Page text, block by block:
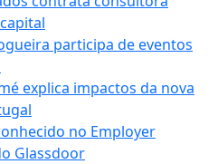
participa de eventos
explica impactos da nova
no Employer
Glassdoor